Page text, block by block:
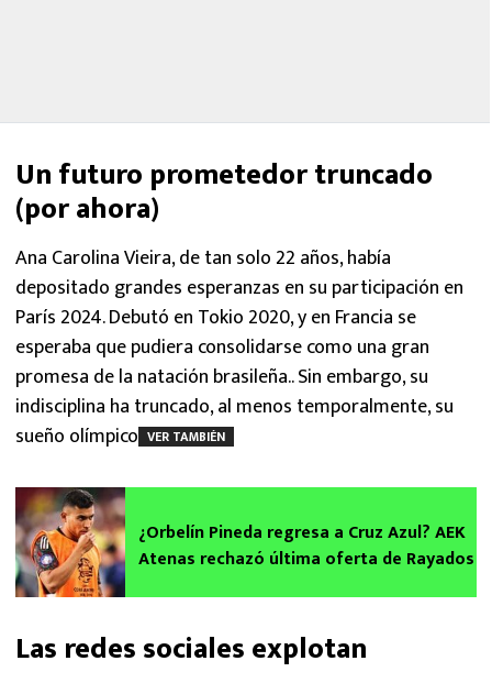
Un futuro prometedor truncado
(por ahora)
Ana Carolina Vieira, de tan solo 22 años, había
depositado grandes esperanzas en su participación en
París 2024. Debutó en Tokio 2020, y en Francia se
esperaba que pudiera consolidarse como una gran
promesa de la natación brasileña.. Sin embargo, su
indisciplina ha truncado, al menos temporalmente, su
sueño olímpico. VER TAMBIÉN
¿Orbelín Pineda regresa a Cruz Azul? AEK
Atenas rechazó última oferta de Rayados
Las redes sociales explotan